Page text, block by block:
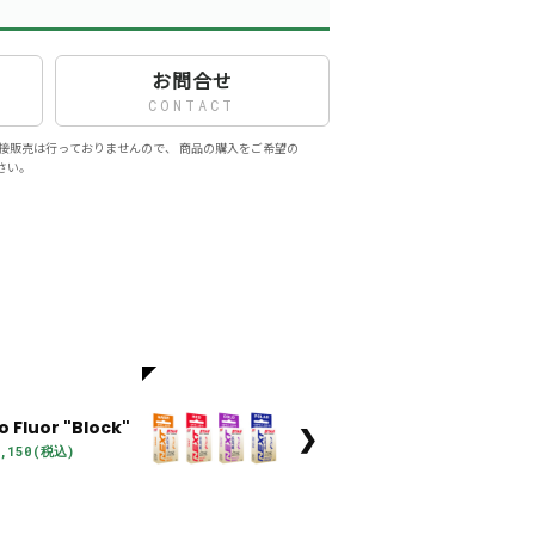
お問合せ
CONTACT
売は行っておりませんので、 商品の購入をご希望の
。
Fluor "Block"
税込) ❯